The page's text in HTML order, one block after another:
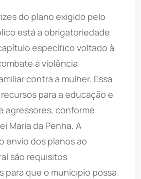
do plano exigido pelo
está a obrigatoriedade
específico voltado à
à violência
contra a mulher. Essa
para a educação e
agressores, conforme
Maria da Penha. A
envio dos planos ao
são requisitos
para que o município possa